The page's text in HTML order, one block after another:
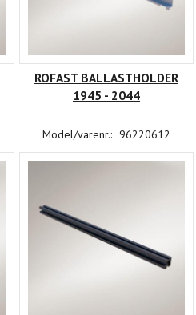
ROFAST BALLASTHOLDER
1945 - 2044
Model/varenr.: 96220612